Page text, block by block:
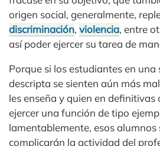
origen social, generalmente,
discriminación, violencia, entre
así poder ejercer su tarea de
Porque si los estudiantes en
descripta se sienten aún más
les enseña y quien en definitivas
ejercer una función de tipo
lamentablemente, esos alumnos
complicarán la actividad del